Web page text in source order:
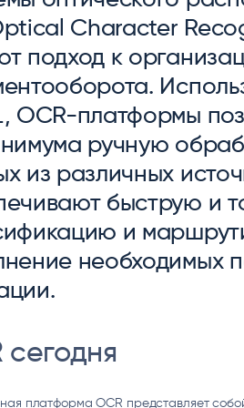
И ТЕКСТОВЫЕ БОТЫ
ИНТЕЛЛЕКТУАЛЬНАЯ ОБРАБОТКА
Character
подход к
OCR-платформы
ручную
из различных
быструю и
и
необходимых
сегодня
платформа OCR представляет